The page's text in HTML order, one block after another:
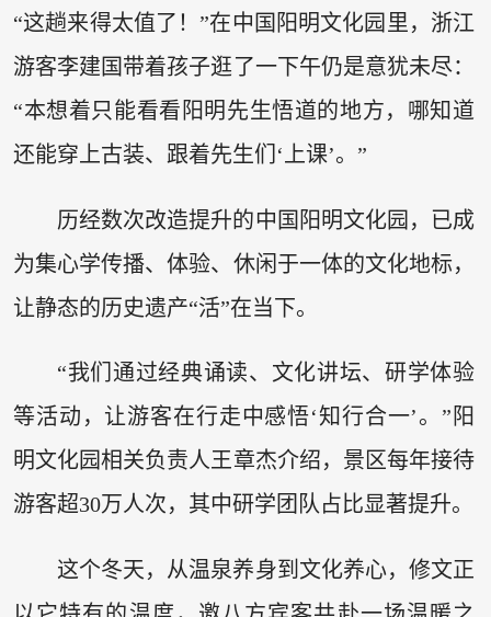
“这趟来得太值了！”在中国阳明文化园里，浙江
游客李建国带着孩子逛了一下午仍是意犹未尽：
“本想着只能看看阳明先生悟道的地方，哪知道
还能穿上古装、跟着先生们‘上课’。”
历经数次改造提升的中国阳明文化园，已成
为集心学传播、体验、休闲于一体的文化地标，
让静态的历史遗产“活”在当下。
“我们通过经典诵读、文化讲坛、研学体验
等活动，让游客在行走中感悟‘知行合一’。”阳
明文化园相关负责人王章杰介绍，景区每年接待
游客超30万人次，其中研学团队占比显著提升。
这个冬天，从温泉养身到文化养心，修文正